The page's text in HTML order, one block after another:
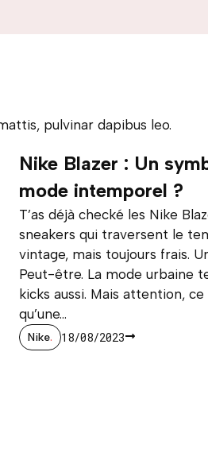
pulvinar dapibus leo.
Nike Blazer : Un
mode intemporel ?
T’as déjà checké les Nike
sneakers qui traversent le
vintage, mais toujours frais.
Peut-être. La mode urbaine
kicks aussi. Mais attention, ce
qu’une...
Nike. 18/08/2023